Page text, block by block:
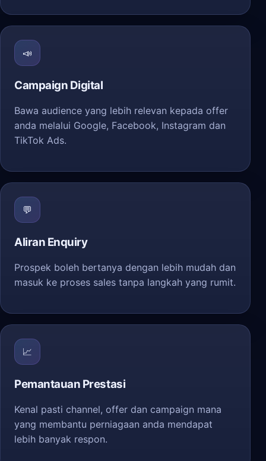
📣
Campaign Digital
Bawa audience yang lebih relevan kepada offer
anda melalui Google, Facebook, Instagram dan
TikTok Ads.
💬
Aliran Enquiry
Prospek boleh bertanya dengan lebih mudah dan
masuk ke proses sales tanpa langkah yang rumit.
📈
Pemantauan Prestasi
Kenal pasti channel, offer dan campaign mana
yang membantu perniagaan anda mendapat
lebih banyak respon.